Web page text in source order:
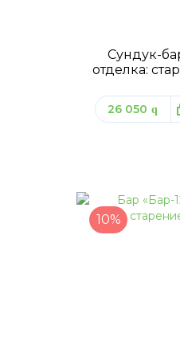
Сундук-
отделка:
26 050 q
10%